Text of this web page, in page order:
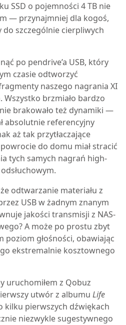
SSD o pojemności 4 TB nie
— przynajmniej dla kogoś,
do szczególnie cierpliwych
po pendrive’a USB, który
czasie odtworzyć
naszego nagrania XI
Wszystko brzmiało bardzo
brakowało też dynamiki —
absolutnie referencyjny
aż tak przytłaczające
do domu miał stracić
tych samych nagrań high-
odtwarzanie materiału z
USB w żadnym znanym
jakości transmisji z NAS-
A może po prostu zbyt
poziom głośności, obawiając
ekstremalnie kosztownego
uruchomiłem z Qobuz
utwór z albumu Life
kilku pierwszych dźwiękach
niezwykle sugestywnego